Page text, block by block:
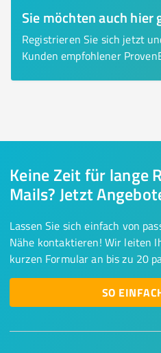
Sie möchten auch hier
Registrieren Sie sich jetzt
Kunden empfohlener
Keine Zeit für lange
Mails? Jetzt
Lassen Sie sich einfach von
Nähe kontaktieren! Wir leiten
kurzen Formular an bis zu 20
SO